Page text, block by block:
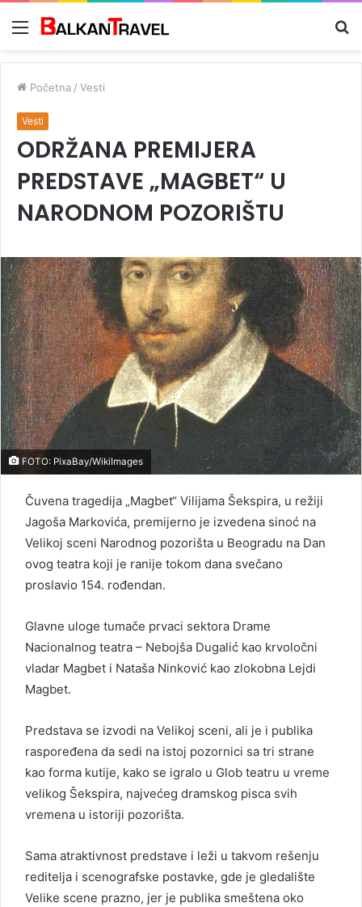
Meni
Početna / Vesti
Vesti
ODRŽANA PREMIJERA
PREDSTAVE „MAGBET“ U
NARODNOM POZORIŠTU
FOTO: PixaBay/WikiImages
Čuvena tragedija „Magbet“ Vilijama Šekspira, u režiji
Jagoša Markovića, premijerno je izvedena sinoć na
Velikoj sceni Narodnog pozorišta u Beogradu na Dan
ovog teatra koji je ranije tokom dana svečano
proslavio 154. rođendan.
Glavne uloge tumače prvaci sektora Drame
Nacionalnog teatra – Nebojša Dugalić kao krvoločni
vladar Magbet i Nataša Ninković kao zlokobna Lejdi
Magbet.
Predstava se izvodi na Velikoj sceni, ali je i publika
raspoređena da sedi na istoj pozornici sa tri strane
kao forma kutije, kako se igralo u Glob teatru u vreme
velikog Šekspira, najvećeg dramskog pisca svih
vremena u istoriji pozorišta.
Sama atraktivnost predstave i leži u takvom rešenju
reditelja i scenografske postavke, gde je gledalište
Velike scene prazno, jer je publika smeštena oko